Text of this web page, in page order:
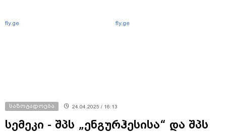
fly.ge fly.ge
საზოგადოება 24.04.2025 / 16:13
სემეკი - შპს „ენგურჰესისა“ და შპს